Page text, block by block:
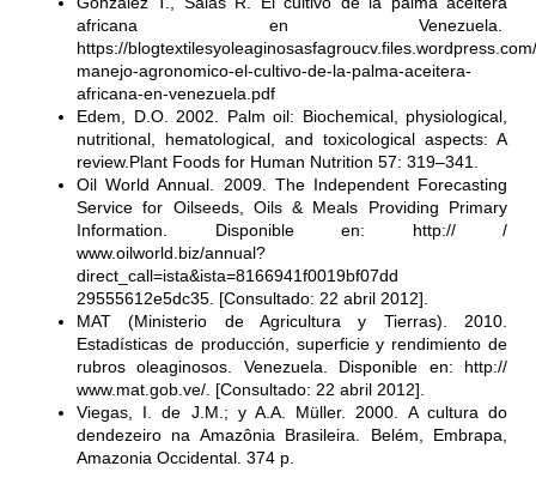
africana en Venezuela.
https://
manejo-agronomico-el-cultivo-de-la-palma-aceitera-
africana-en-venezuela.pdf
Edem, D.O. 2002. Palm oil: Biochemical, physiological,
nutritional, hematological, and toxicological aspects: A
review.Plant Foods for Human Nutrition 57: 319–341.
Oil World Annual. 2009. The Independent Forecasting
Service for Oilseeds, Oils & Meals Providing Primary
Information. Disponible en: http:// /
www.oilworld.biz/annual?
direct_call=ista&ista=8166941f0019bf07dd
29555612e5dc35. [Consultado: 22 abril 2012].
MAT (Ministerio de Agricultura y Tierras). 2010.
Estadísticas de producción, superficie y rendimiento de
rubros oleaginosos. Venezuela. Disponible en: http://
www.mat.gob.ve/. [Consultado: 22 abril 2012].
Viegas, I. de J.M.; y A.A. Müller. 2000. A cultura do
dendezeiro na Amazônia Brasileira. Belém, Embrapa,
Amazonia Occidental. 374 p.